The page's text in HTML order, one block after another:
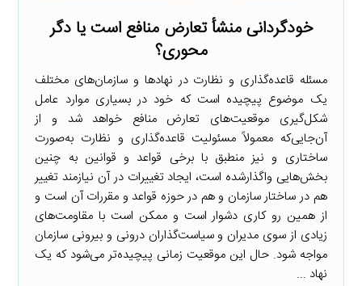
خودگردانی منشأ تعارض منافع است یا دگر
محوری؟
مسئله قاعده‌گذاری و نظارت در نهادها و سازمان‌های مختلف
یک موضوع پیچیده است که خود در بسیاری موارد عامل
شکل‌گیری موقعیت‌های تعارض منافع خواهد شد و از
آن‌جایی‌که معمولاً مسئولیت قاعده‌گذاری و نظارت به‌صورت
ساختاری و نیز منطبق با برخی قواعد و قوانین به چنین
بخش‌هایی واگذارشده است، ایجاد تغییرات در آن نیازمند تغییر
هم در ساختار سازمان و هم در حوزه قواعد و مقررات آن است و
از همین رو کاری دشوار است و ممکن است با مقاومت‌های
زیادی از سوی مدیران و سیاست‌گذاران درونی و بیرونی سازمان
مواجه شود. حال این موقعیت زمانی پیچیده‌تر می‌شود که یک
نهاد ...